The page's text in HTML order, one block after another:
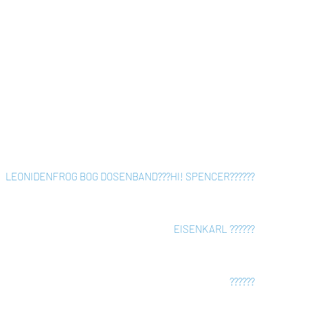
LEONIDENFROG BOG DOSENBAND???HI! SPENCER
EISENKARL
???
???
???
???
???
???